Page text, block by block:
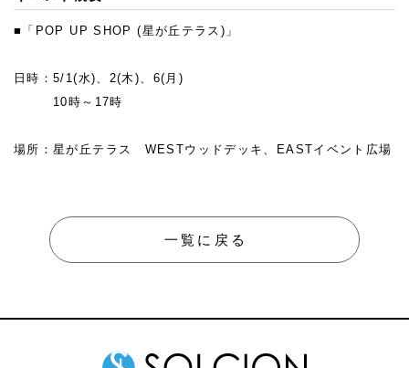
■「POP UP SHOP (星が丘テラス)」
日時：5/1(水)、2(木)、6(月)
10時～17時
場所：星が丘テラス WESTウッドデッキ、EASTイベント広場
一覧に戻る